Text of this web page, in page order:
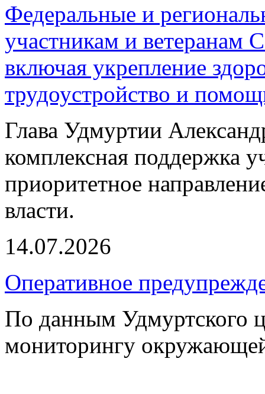
Федеральные и
участникам и
включая укрепление
трудоустройство и
Глава Удмуртии
комплексная поддержка
приоритетное
власти.
14.07.2026
Оперативное
По данным Удмуртского
мониторингу